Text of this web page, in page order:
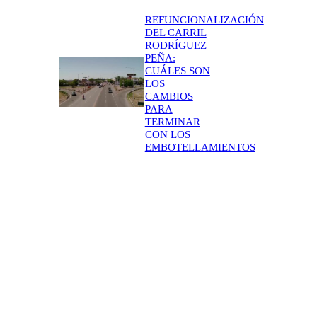
REFUNCIONALIZACIÓN
DEL CARRIL
RODRÍGUEZ
PEÑA:
CUÁLES SON
LOS
CAMBIOS
PARA
TERMINAR
CON LOS
EMBOTELLAMIENTOS